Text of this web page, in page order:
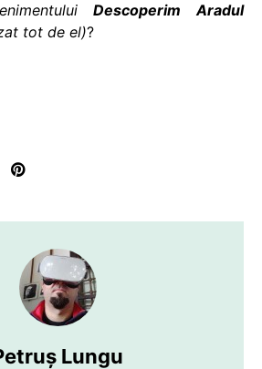
Descoperim Aradul
tot de el)?
Lungu